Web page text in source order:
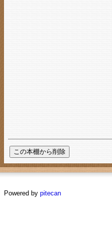
Powered by pitecan